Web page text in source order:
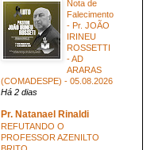
Nota de
Falecimento
- Pr. JOÃO
IRINEU
ROSSETTI
- AD
ARARAS
(COMADESPE) - 05.08.2026
Há 2 dias
Pr. Natanael Rinaldi
REFUTANDO O
PROFESSOR AZENILTO